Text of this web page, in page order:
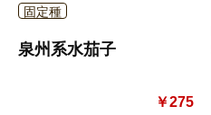
固定種
泉州系水茄子
￥275